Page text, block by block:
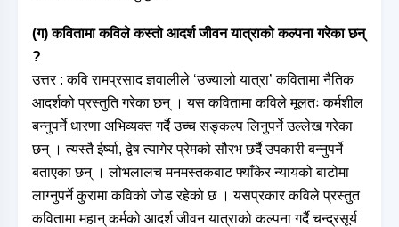
(ग) कवितामा कविले कस्तो आदर्श जीवन यात्राको कल्पना गरेका छन्
?
उत्तर : कवि रामप्रसाद ज्ञवालीले ‘उज्यालो यात्रा’ कवितामा नैतिक
आदर्शको प्रस्तुति गरेका छन् । यस कवितामा कविले मूलतः कर्मशील
बन्नुपर्ने धारणा अभिव्यक्त गर्दै उच्च सङ्कल्प लिनुपर्ने उल्लेख गरेका
छन् । त्यस्तै ईर्ष्या, द्वेष त्यागेर प्रेमको सौरभ छर्दै उपकारी बन्नुपर्ने
बताएका छन् । लोभलालच मनमस्तकबाट फ्याँकेर न्यायको बाटोमा
लाग्नुपर्ने कुरामा कविको जोड रहेको छ । यसप्रकार कविले प्रस्तुत
कवितामा महान् कर्मको आदर्श जीवन यात्राको कल्पना गर्दै चन्द्रसूर्य